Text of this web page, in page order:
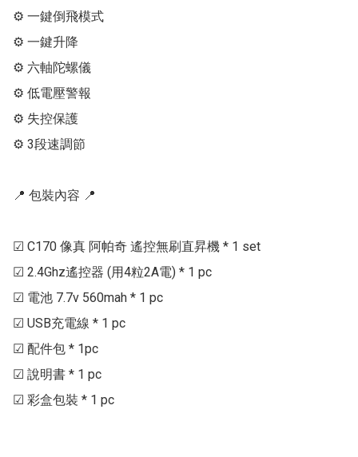
⚙ 一鍵倒飛模式
⚙ 一鍵升降
⚙ 六軸陀螺儀
⚙ 低電壓警報
⚙ 失控保護
⚙ 3段速調節
📍 包裝內容 📍
☑ C170 像真 阿帕奇 遙控無刷直昇機 * 1 set
☑ 2.4Ghz遙控器 (用4粒2A電) * 1 pc
☑ 電池 7.7v 560mah * 1 pc
☑ USB充電線 * 1 pc
☑ 配件包 * 1pc
☑ 說明書 * 1 pc